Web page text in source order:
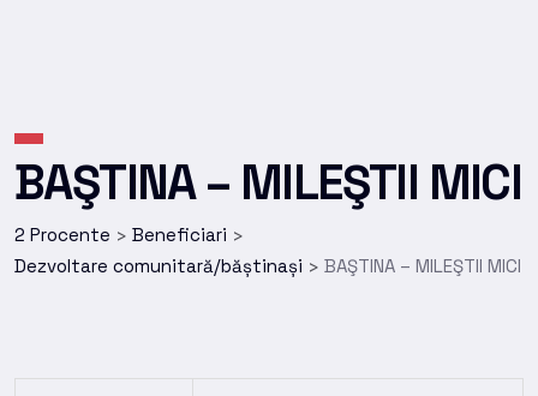
BAŞTINA – MILEŞTII MICI
2 Procente > Beneficiari >
Dezvoltare comunitară/băștinași > BAŞTINA – MILEŞTII MICI